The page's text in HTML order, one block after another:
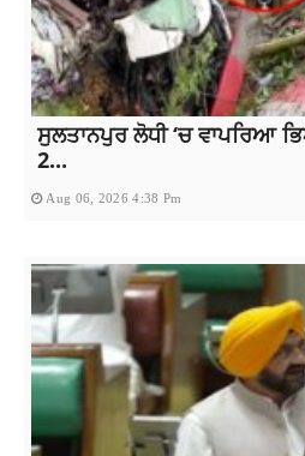
ਸੁਲਤਾਨਪੁਰ ਲੋਧੀ ‘ਚ ਵਾਪਰਿਆ
2...
Aug 06, 2026 4:38 Pm